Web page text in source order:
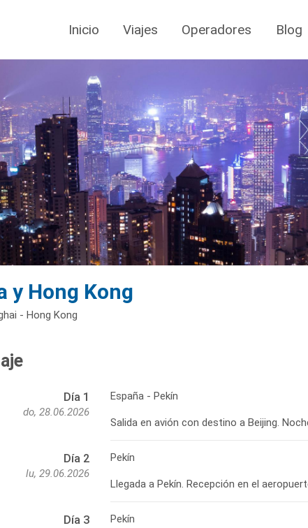
Inicio Viajes Operadores Blog
y Hong Kong
- Hong Kong
Día 1
do, 28.06.2026
España - Pekín
Salida en avión con destino a Beijing.
Día 2
lu, 29.06.2026
Pekín
Llegada a Pekín. Recepción en el
Día 3 Pekín